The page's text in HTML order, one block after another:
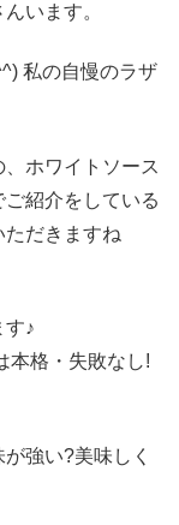
います。
私の自慢のラザ
ホワイトソース
紹介をしている
だきますね
す♪
本格・失敗なし!
強い?美味しく